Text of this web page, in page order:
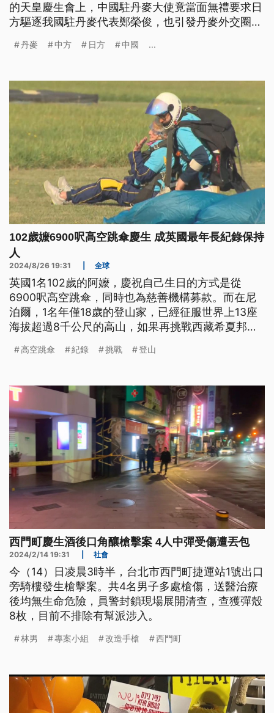
的天皇慶生會上，中國駐丹麥大使竟當面無禮要求日
方驅逐我國駐丹麥代表鄭榮俊，也引發丹麥外交圈議
風，批評相關許動悖離國際民主社會的文明素養。
丹麥 中方 日方 中國 ...
102歲嬤6900呎高空跳傘慶生 成英國最年長紀錄保持
人
2024/8/26 19:31 全球
英國1名102歲的阿嬤，慶祝自己生日的方式是從
6900呎高空跳傘，同時也為慈善機構募款。而在尼
泊爾，1名年僅18歲的登山家，已經征服世界上13座
海拔超過8千公尺的高山，如果再挑戰西藏希夏邦馬
持者。
高空跳傘 紀錄 挑戰 登山
西門町慶生酒後口角釀槍擊案 4人中彈受傷遭丟包
2024/2/14 19:31 社會
今（14）日凌晨3時半，台北市西門町捷運站1號出口
旁騎樓發生槍擊案。共4名男子多處槍傷，送醫治療
後均無生命危險，員警封鎖現場展開清查，查獲彈殼
8枚，目前不排除有幫派涉入。
林男 專案小組 改造手槍 西門町